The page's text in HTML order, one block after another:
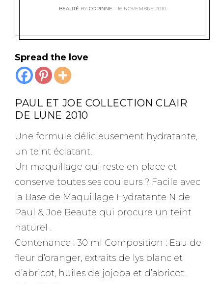
BEAUTÉ BY CORINNE 16 NOVEMBRE 2010
Spread the love
PAUL ET JOE COLLECTION CLAIR
DE LUNE 2010
Une formule délicieusement hydratante,
un teint éclatant.
Un maquillage qui reste en place et
conserve toutes ses couleurs ? Facile avec
la Base de Maquillage Hydratante N de
Paul & Joe Beaute qui procure un teint
naturel .
Contenance : 30 ml Composition : Eau de
fleur d’oranger, extraits de lys blanc et
d’abricot, huiles de jojoba et d’abricot.